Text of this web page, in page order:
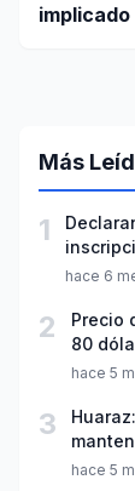
Más
1
hace 6
2
Precio
80
hace 5
3
año
hace 5